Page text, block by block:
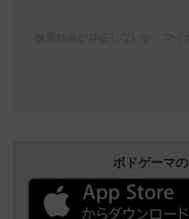
ボドゲーマ